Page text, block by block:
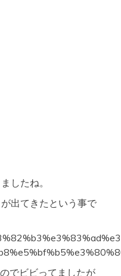
したね。
出てきたという事で
でビビってましたが